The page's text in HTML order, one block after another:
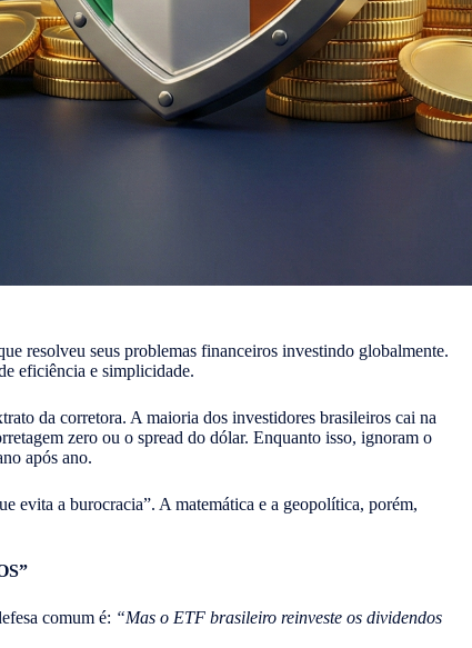
resolveu seus problemas financeiros investindo globalmente.
eficiência e simplicidade.
da corretora. A maioria dos investidores brasileiros cai na
zero ou o spread do dólar. Enquanto isso, ignoram o
após ano.
evita a burocracia”. A matemática e a geopolítica, porém,
comum é: “Mas o ETF brasileiro reinveste os dividendos